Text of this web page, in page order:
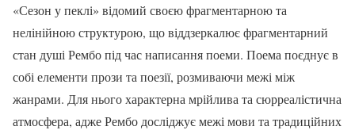
«Сезон у пеклі» відомий своєю фрагментарною та
нелінійною структурою, що віддзеркалює фрагментарний
стан душі Рембо під час написання поеми. Поема поєднує в
собі елементи прози та поезії, розмиваючи межі між
жанрами. Для нього характерна мрійлива та сюрреалістична
атмосфера, адже Рембо досліджує межі мови та традиційних